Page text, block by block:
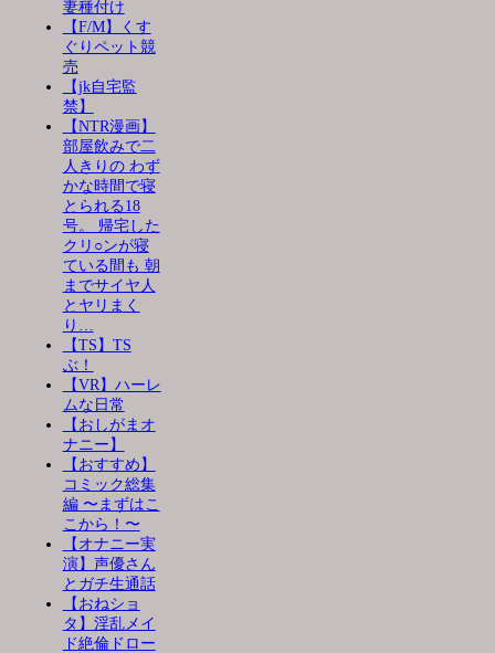
妻種付け
【F/M】くす
ぐりペット競
売
【jk自宅監
禁】
【NTR漫画】
部屋飲みで二
人きりの わず
かな時間で寝
とられる18
号。 帰宅した
クリ○ンが寝
ている間も 朝
までサイヤ人
とヤリまく
り…
【TS】TS
ぶ！
【VR】ハーレ
ムな日常
【おしがまオ
ナニー】
【おすすめ】
コミック総集
編 〜まずはこ
こから！〜
【オナニー実
演】声優さん
とガチ生通話
【おねショ
タ】淫乱メイ
ド絶倫ドロー